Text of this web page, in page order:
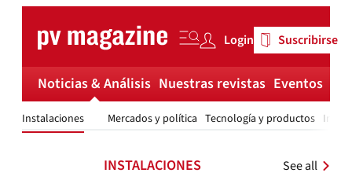
content
Login Suscribirse
Noticias & Análisis
Mercados y política Tecnología y productos
Instalaciones
Nuestras revistas Eventos
INSTALACIONES See all